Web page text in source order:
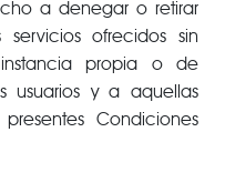
a denegar o retirar
ofrecidos sin
propia o de
usuarios y a aquellas
Condiciones